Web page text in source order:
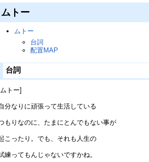
ムトー
ムトー
台詞
配置MAP
台詞
トー]
分なりに頑張って生活している
もりなのに、たまにとんでもない事が
こったり。でも、それも人生の
練ってもんじゃないですかね。